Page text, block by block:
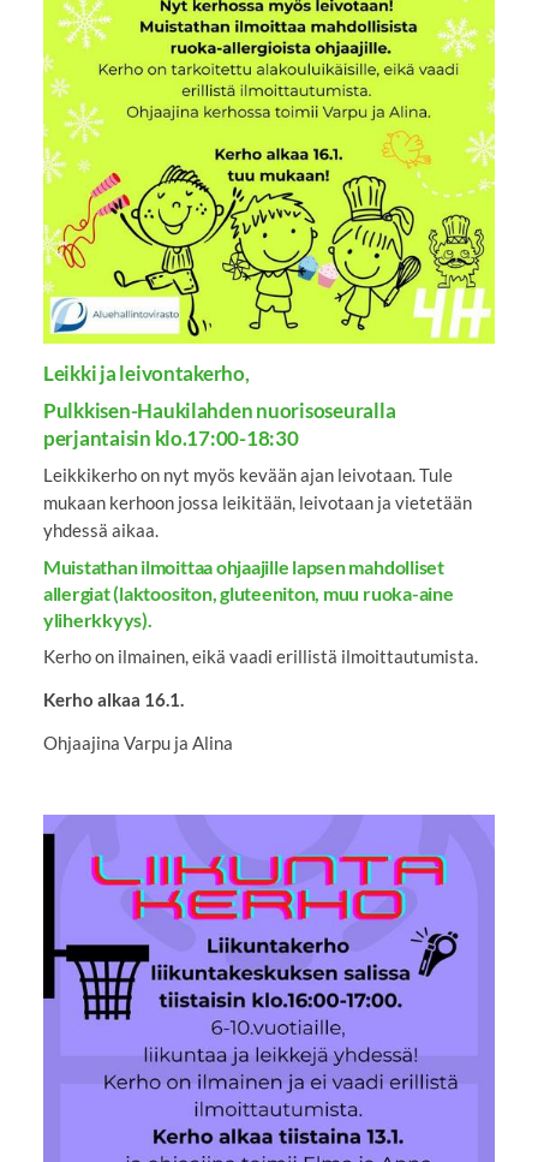
Leikki ja leivontakerho,
Pulkkisen-Haukilahden nuorisoseuralla
perjantaisin klo.17:00-18:30
Leikkikerho on nyt myös kevään ajan leivotaan. Tule
mukaan kerhoon jossa leikitään, leivotaan ja vietetään
yhdessä aikaa.
Muistathan ilmoittaa ohjaajille lapsen mahdolliset
allergiat (laktoositon, gluteeniton, muu ruoka-aine
yliherkkyys).
Kerho on ilmainen, eikä vaadi erillistä ilmoittautumista.
Kerho alkaa 16.1.
Ohjaajina Varpu ja Alina